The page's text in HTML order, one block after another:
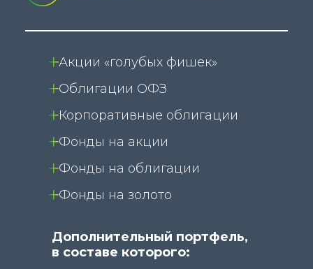
Акции «голубых фишек»
Облигации ОФЗ
Корпоративные облигации
Фонды на акции
Фонды на облигации
Фонды на золото
Дополнительный портфель,
в составе которого: